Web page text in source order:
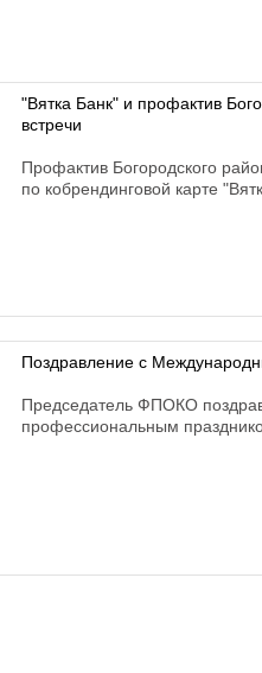
"Вятка Банк" и профактив
встречи
Профактив Богородского
по кобрендинговой карте
Поздравление с
Председатель ФПОКО
профессиональным